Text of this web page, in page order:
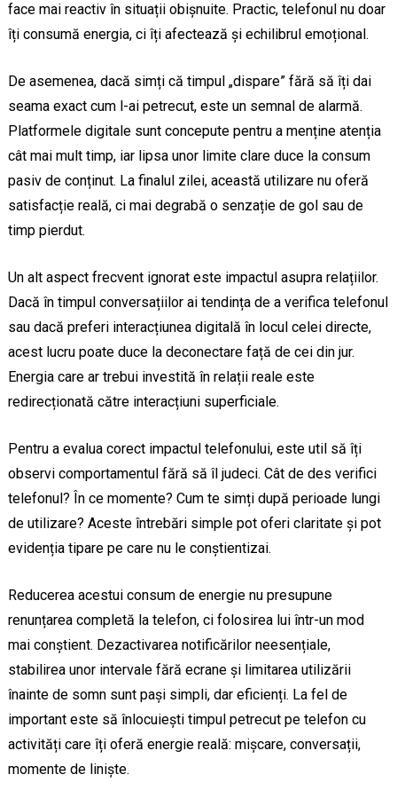
face mai reactiv în situații obișnuite. Practic, telefonul nu doar
îți consumă energia, ci îți afectează și echilibrul emoțional.
De asemenea, dacă simți că timpul „dispare” fără să îți dai
seama exact cum l-ai petrecut, este un semnal de alarmă.
Platformele digitale sunt concepute pentru a menține atenția
cât mai mult timp, iar lipsa unor limite clare duce la consum
pasiv de conținut. La finalul zilei, această utilizare nu oferă
satisfacție reală, ci mai degrabă o senzație de gol sau de
timp pierdut.
Un alt aspect frecvent ignorat este impactul asupra relațiilor.
Dacă în timpul conversațiilor ai tendința de a verifica telefonul
sau dacă preferi interacțiunea digitală în locul celei directe,
acest lucru poate duce la deconectare față de cei din jur.
Energia care ar trebui investită în relații reale este
redirecționată către interacțiuni superficiale.
Pentru a evalua corect impactul telefonului, este util să îți
observi comportamentul fără să îl judeci. Cât de des verifici
telefonul? În ce momente? Cum te simți după perioade lungi
de utilizare? Aceste întrebări simple pot oferi claritate și pot
evidenția tipare pe care nu le conștientizai.
Reducerea acestui consum de energie nu presupune
renunțarea completă la telefon, ci folosirea lui într-un mod
mai conștient. Dezactivarea notificărilor neesențiale,
stabilirea unor intervale fără ecrane și limitarea utilizării
înainte de somn sunt pași simpli, dar eficienți. La fel de
important este să înlocuiești timpul petrecut pe telefon cu
activități care îți oferă energie reală: mișcare, conversații,
momente de liniște.